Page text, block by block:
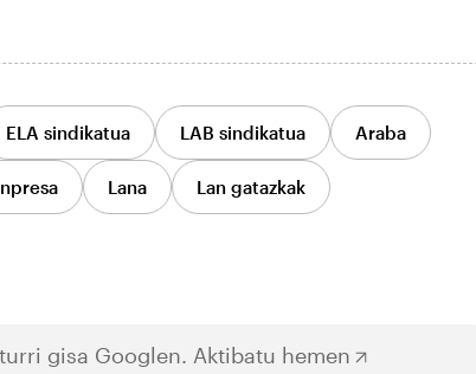
ELA sindikatua LAB sindikatua Araba
Lana Lan gatazkak
gisa Googlen. Aktibatu hemen